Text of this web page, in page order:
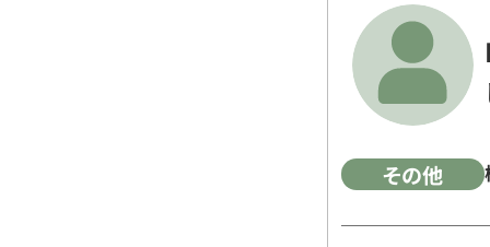
その他